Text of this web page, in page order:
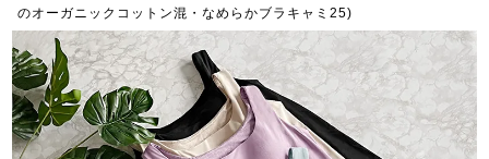
のオーガニックコットン混・なめらかブラキャミ25)